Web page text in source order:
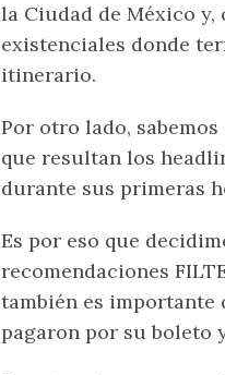
la Ciudad de México
existenciales donde
itinerario.
Por otro lado,
que resultan los
durante sus primeras
Es por eso que
recomendaciones
también es importante
pagaron por su boleto